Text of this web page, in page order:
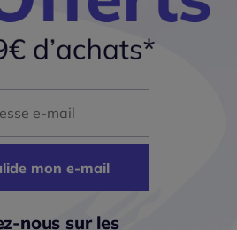
mon e-mail
nous sur les